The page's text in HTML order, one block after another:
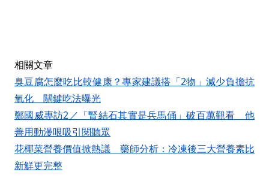
相關文章
臭豆腐怎麼吃比較健康？專家建議搭「2物」減少負擔抗
氧化 關鍵吃法曝光
鄭國威專訪2／「腎結石其實是兵馬俑」破百萬觀看 他
善用動漫哏吸引閱聽眾
花椰菜營養價值掀熱議 藥師分析：冷凍後三大營養素比
新鮮更完整